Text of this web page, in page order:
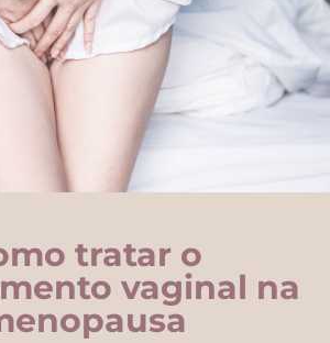
tratar o
vaginal na